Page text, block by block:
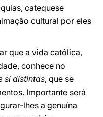
catequese
cultural por eles
que a vida católica,
conhece no
si distintas, que se
Importante será
lhes a genuína